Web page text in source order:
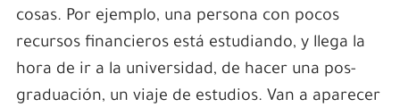
cosas. Por ejemplo, una persona con pocos
recursos financieros está estudiando, y llega la
hora de ir a la universidad, de hacer una pos-
graduación, un viaje de estudios. Van a aparecer